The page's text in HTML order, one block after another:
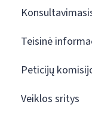
Teisinė
Peticijų
Veiklos sritys